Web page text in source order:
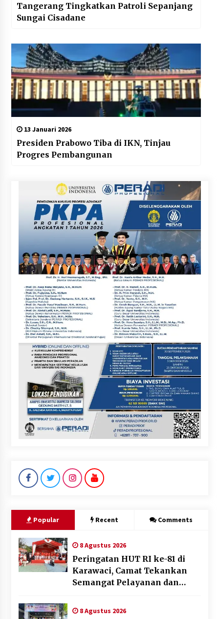
Tangerang Tingkatkan Patroli Sepanjang
Sungai Cisadane
13 Januari 2026
Presiden Prabowo Tiba di IKN, Tinjau
Progres Pembangunan
Popular Recent Comments
8 Agustus 2026
Peringatan HUT RI ke-81 di
Karawaci, Camat Tekankan
Semangat Pelayanan dan
8 Agustus 2026